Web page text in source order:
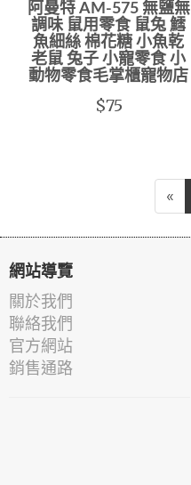
阿曼特 AM-575 無鹽無
調味 鼠用零食 鼠兔 鱈
魚細絲 棉花糖 小魚乾
老鼠 兔子 小寵零食 小
動物零食毛掌櫃寵物店
$75
«
網站導覽
關於我們
聯絡我們
官方網站
銷售通路